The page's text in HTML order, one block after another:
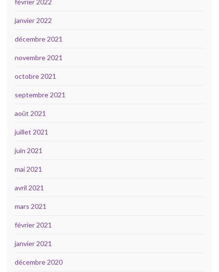
janvier 2022
décembre 2021
novembre 2021
octobre 2021
septembre 2021
août 2021
juillet 2021
juin 2021
mai 2021
avril 2021
mars 2021
février 2021
janvier 2021
décembre 2020